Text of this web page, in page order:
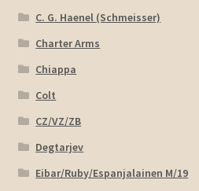
C. G. Haenel (Schmeisser)
Charter Arms
Chiappa
Colt
CZ/VZ/ZB
Degtarjev
Eibar/Ruby/Espanjalainen M/19